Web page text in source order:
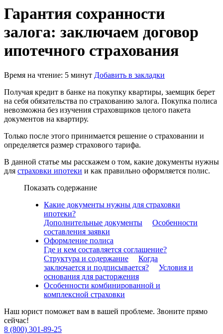
Гарантия сохранности
залога: заключаем договор
ипотечного страхования
Время на чтение: 5 минут Добавить в закладки
Получая кредит в банке на покупку квартиры, заемщик берет
на себя обязательства по страхованию залога. Покупка полиса
невозможна без изучения страховщиков целого пакета
документов на квартиру.
Только после этого принимается решение о страховании и
определяется размер страхового тарифа.
В данной статье мы расскажем о том, какие документы нужны
для страховки ипотеки и как правильно оформляется полис.
Показать содержание
Какие документы нужны для страховки
ипотеки?
Дополнительные документы
Особенности
составления заявки
Оформление полиса
Где и кем составляется соглашение?
Структура и содержание
Когда
заключается и подписывается?
Условия и
основания для расторжения
Особенности комбинированной и
комплексной страховки
Наш юрист поможет вам в вашей проблеме. Звоните прямо
сейчас!
8 (800) 301-89-25